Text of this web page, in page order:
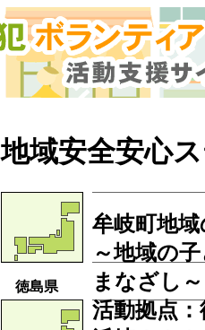
地域安全安心
徳島県
牟岐町地
～地域の
まなざし～
活動拠点：